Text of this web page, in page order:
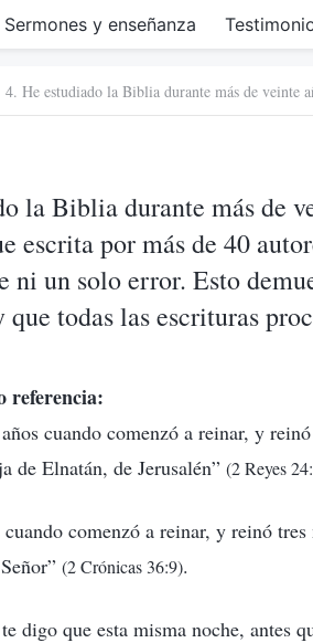
Sermones y enseñanza
la Biblia durante más de
escrita por más de 40
ni un solo error. Esto
todas las escrituras
referencia:
cuando comenzó a reinar, y
de Elnatán, de Jerusalén” (2 Reyes
comenzó a reinar, y reinó
(2 Crónicas 36:9).
digo que esta misma noche, antes